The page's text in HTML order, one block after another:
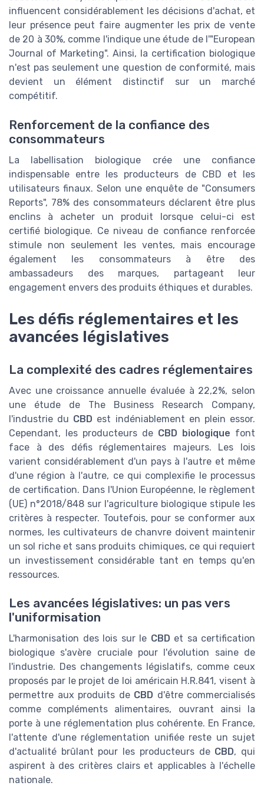
influencent considérablement les décisions d'achat, et
leur présence peut faire augmenter les prix de vente
de 20 à 30%, comme l'indique une étude de l'"European
Journal of Marketing". Ainsi, la certification biologique
n'est pas seulement une question de conformité, mais
devient un élément distinctif sur un marché
compétitif.
Renforcement de la confiance des
consommateurs
La labellisation biologique crée une confiance
indispensable entre les producteurs de CBD et les
utilisateurs finaux. Selon une enquête de "Consumers
Reports", 78% des consommateurs déclarent être plus
enclins à acheter un produit lorsque celui-ci est
certifié biologique. Ce niveau de confiance renforcée
stimule non seulement les ventes, mais encourage
également les consommateurs à être des
ambassadeurs des marques, partageant leur
engagement envers des produits éthiques et durables.
Les défis réglementaires et les
avancées législatives
La complexité des cadres réglementaires
Avec une croissance annuelle évaluée à 22,2%, selon
une étude de The Business Research Company,
l'industrie du CBD est indéniablement en plein essor.
Cependant, les producteurs de CBD biologique font
face à des défis réglementaires majeurs. Les lois
varient considérablement d'un pays à l'autre et même
d'une région à l'autre, ce qui complexifie le processus
de certification. Dans l'Union Européenne, le règlement
(UE) n°2018/848 sur l'agriculture biologique stipule les
critères à respecter. Toutefois, pour se conformer aux
normes, les cultivateurs de chanvre doivent maintenir
un sol riche et sans produits chimiques, ce qui requiert
un investissement considérable tant en temps qu'en
ressources.
Les avancées législatives: un pas vers
l'uniformisation
L'harmonisation des lois sur le CBD et sa certification
biologique s'avère cruciale pour l'évolution saine de
l'industrie. Des changements législatifs, comme ceux
proposés par le projet de loi américain H.R.841, visent à
permettre aux produits de CBD d'être commercialisés
comme compléments alimentaires, ouvrant ainsi la
porte à une réglementation plus cohérente. En France,
l'attente d'une réglementation unifiée reste un sujet
d'actualité brûlant pour les producteurs de CBD, qui
aspirent à des critères clairs et applicables à l'échelle
nationale.